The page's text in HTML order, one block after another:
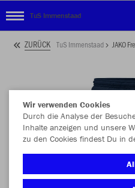
TuS Immenstaad
ZURÜCK TuS Immenstaad JAKO
Wir verwenden Cookies
Durch die Analyse der
Inhalte anzeigen und unsere
zu den Cookies findest Du in